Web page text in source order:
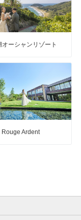
オーシャンリゾート
Rouge Ardent